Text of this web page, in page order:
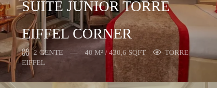
SUITE JUNIOR TORRE
EIFFEL CORNER
2 GENTE 40 M² / 430,6 SQFT
TORRE
EIFFEL